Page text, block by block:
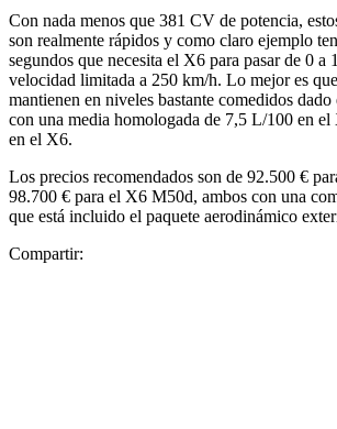
Con nada menos que 381 CV de potencia,
son realmente rápidos y como claro ejemplo
segundos que necesita el X6 para pasar de 0 a
velocidad limitada a 250 km/h. Lo mejor es
mantienen en niveles bastante comedidos
con una media homologada de 7,5 L/100 en
en el X6.
Los precios recomendados son de 92.500 €
98.700 € para el X6 M50d, ambos con una
que está incluido el paquete aerodinámico
Compartir: